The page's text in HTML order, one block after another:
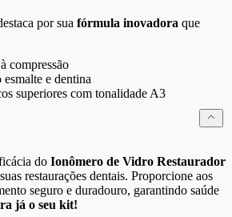
por sua fórmula inovadora que
compressão
e dentina
superiores com tonalidade A3
do Ionômero de Vidro Restaurador
restaurações dentais. Proporcione aos
seguro e duradouro, garantindo saúde
já o seu kit!